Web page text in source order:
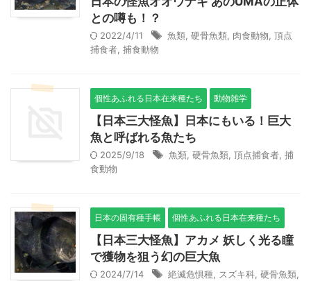
との噂も！？
2022/4/11 魚類 硬骨魚類 肉食動物 頂点
捕食者 捕食動物
個性あふれる日本在来種たち 動物雑学
【日本三大怪魚】日本にもいる！巨大
魚と呼ばれる魚たち
2025/9/18 魚類 硬骨魚類 頂点捕食者 捕
食動物
日本の固有種手帳 個性あふれる日本在来種たち
【日本三大怪魚】アカメ 妖しく光る瞳
で獲物を狙う幻の巨大魚
2024/7/14 絶滅危惧種 スズキ科 硬骨魚類